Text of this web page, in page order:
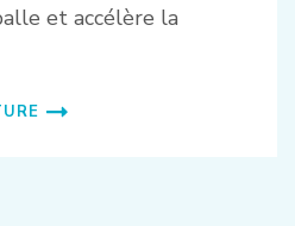
et accélère la